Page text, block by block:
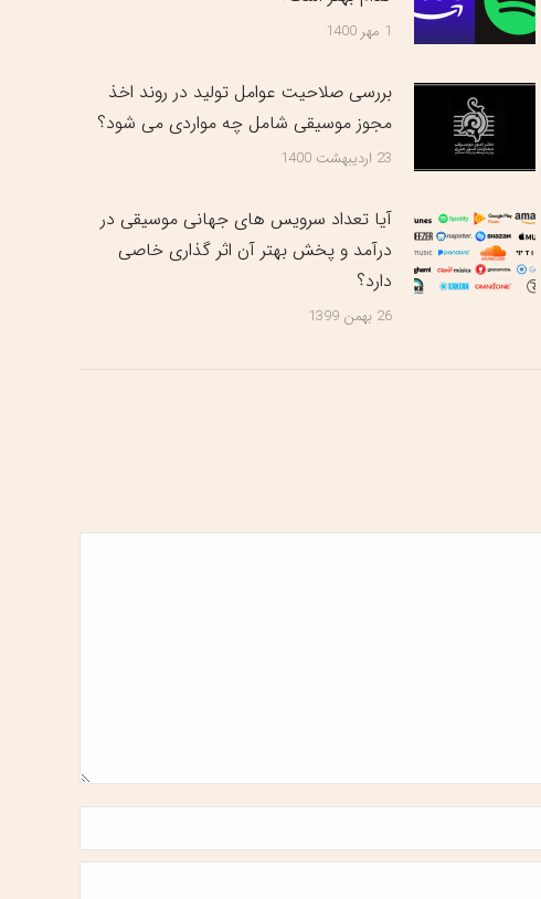
1 مهر 1400
بررسی صلاحیت عوامل تولید در روند اخذ
مجوز موسیقی شامل چه مواردی می شود؟
23 اردیبهشت 1400
آیا تعداد سرویس های جهانی موسیقی در
درآمد و پخش بهتر آن اثر گذاری خاصی
دارد؟
26 بهمن 1399